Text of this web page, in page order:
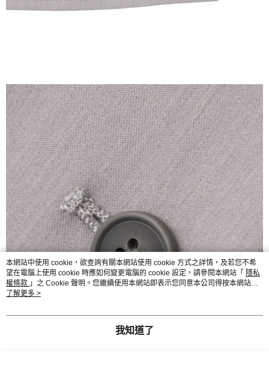
本網站中使用 cookie，欲查詢有關本網站使用 cookie 方式之詳情，及若您不希
望在電腦上使用 cookie 時應如何變更電腦的 cookie 設定，請參閱本網站「 隱私
權條款 」之 Cookie 聲明。您繼續使用本網站即表示您同意本公司得按本網站使
用條款之 Cookie 聲明使用 cookie。
了解更多 >
我知道了